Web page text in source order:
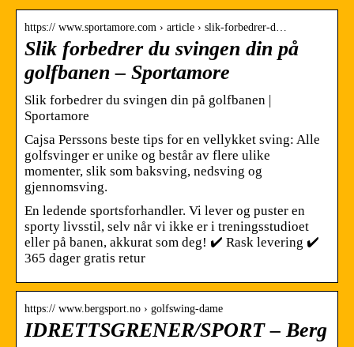
https:// www.sportamore.com › article › slik-forbedrer-d…
Slik forbedrer du svingen din på
golfbanen – Sportamore
Slik forbedrer du svingen din på golfbanen |
Sportamore
Cajsa Perssons beste tips for en vellykket sving: Alle
golfsvinger er unike og består av flere ulike
momenter, slik som baksving, nedsving og
gjennomsving.
En ledende sportsforhandler. Vi lever og puster en
sporty livsstil, selv når vi ikke er i treningsstudioet
eller på banen, akkurat som deg! ✔️ Rask levering ✔️
365 dager gratis retur
https:// www.bergsport.no › golfswing-dame
IDRETTSGRENER/SPORT – Berg